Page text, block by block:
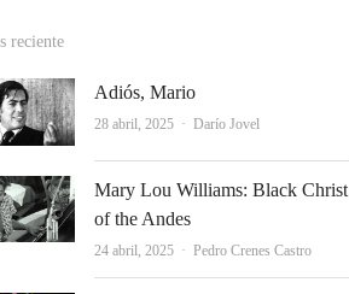
reciente
Adiós, Mario
28 abril, 2025 Autor
Darío Jovel
Mary Lou Williams: Black Christ
of the Andes
24 abril, 2025 Autor
Pedro Crenes Castro